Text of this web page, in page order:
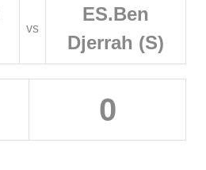
vs
ES.Ben
Djerrah (S)
0